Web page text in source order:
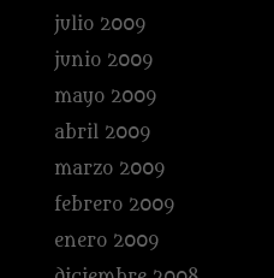
julio 2009
junio 2009
mayo 2009
abril 2009
marzo 2009
febrero 2009
enero 2009